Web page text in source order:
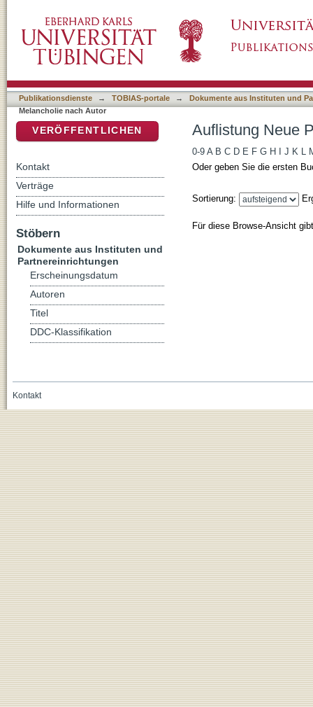
Publikationsdienste → TOBIAS-portale →
Dokumente aus Instituten und
Melancholie nach Autor
Auflistung Neue
0-9 A B C D E F G H J K L
Oder geben Sie die ersten
Sortierung:
Für diese Browse-Ansicht
VERÖFFENTLICHEN
Kontakt
Verträge
Hilfe und Informationen
Stöbern
Dokumente aus Instituten und
Partnereinrichtungen
Erscheinungsdatum
Autoren
Titel
DDC-Klassifikation
Kontakt